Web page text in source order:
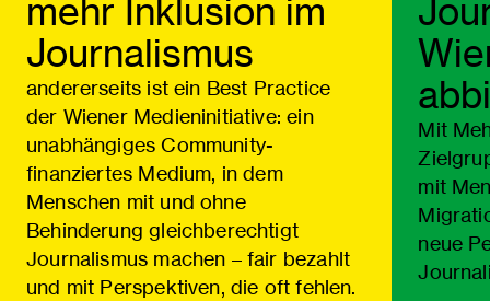
mehr Inklusion im
Journalismus
andererseits ist ein Best Practice
der Wiener Medieninitiative: ein
unabhängiges Community-
finanziertes Medium, in dem
Menschen mit und ohne
Behinderung gleichberechtigt
Journalismus machen – fair bezahlt
und mit Perspektiven, die oft fehlen.
Mit
mit
neue